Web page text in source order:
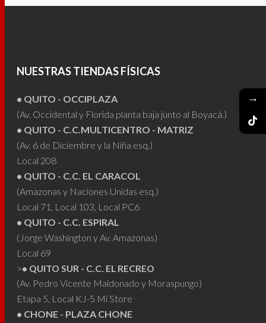
tiene
opciones
en
página
de
producto
NUESTRAS TIENDAS FÍSICAS
• QUITO - OCCIPLAZA
(Av. Occidental y Florida planta baja junto al Boyacá.)
• QUITO - C.C.MULTICENTRO - MATRIZ
(Av. 6 de Diciembre y la Niña esq.)
Local 208
• QUITO - C.C. EL CARACOL
(Amazonas y Naciones Unidas esq.)
Local 71, Local 103, Local PC6
• QUITO - C.C. ESPIRAL
(Jorge Washington y Av. Amazonas)
Local 69
>• QUITO SUR - C.C. EL RECREO
(Av. Pedro Vicente Maldonado y Moraspungo)
Etapa 5, Local KJ-5 Mi Store
• CHONE - PLAZA CHONE
→